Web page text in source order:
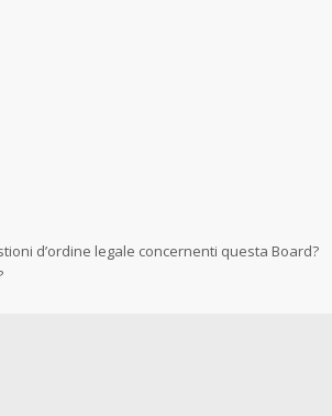
d’ordine legale concernenti questa Board?